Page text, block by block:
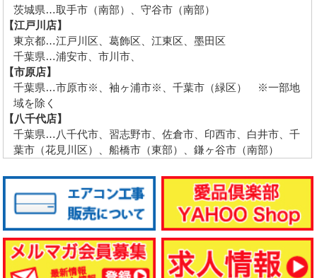
茨城県…取手市（南部）、守谷市（南部）
【江戸川店】
東京都…江戸川区、葛飾区、江東区、墨田区
千葉県…浦安市、市川市、
【市原店】
千葉県…市原市※、袖ヶ浦市※、千葉市（緑区） ※一部地
域を除く
【八千代店】
千葉県…八千代市、習志野市、佐倉市、印西市、白井市、千
葉市（花見川区）、船橋市（東部）、鎌ヶ谷市（南部）